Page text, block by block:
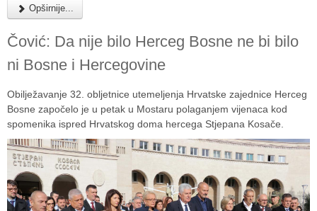
Opširnije...
Čović: Da nije bilo Herceg Bosne ne bi bilo
ni Bosne i Hercegovine
Obilježavanje 32. obljetnice utemeljenja Hrvatske zajednice Herceg
Bosne započelo je u petak u Mostaru polaganjem vijenaca kod
spomenika ispred Hrvatskog doma hercega Stjepana Kosače.